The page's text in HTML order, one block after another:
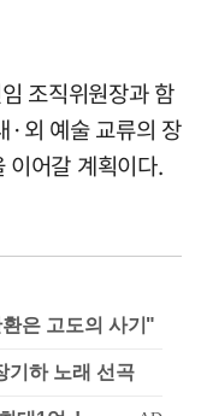
조직위원장과 함
·외 예술 교류의 장
이어갈 계획이다.
은 고도의 사기"
기하 노래 선곡